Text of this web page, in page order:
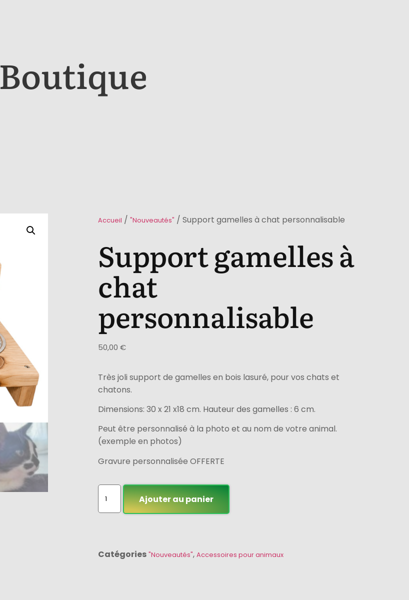
Boutique
Accueil / "Nouveautés" / Support gamelles à chat personnalisable
Support gamelles à
chat
personnalisable
50,00 €
Très joli support de gamelles en bois lasuré, pour vos chats et
chatons.
Dimensions: 30 x 21 x18 cm. Hauteur des gamelles : 6 cm.
Peut être personnalisé à la photo et au nom de votre animal.
(exemple en photos)
Gravure personnalisée OFFERTE
Ajouter au panier
Catégories "Nouveautés", Accessoires pour animaux